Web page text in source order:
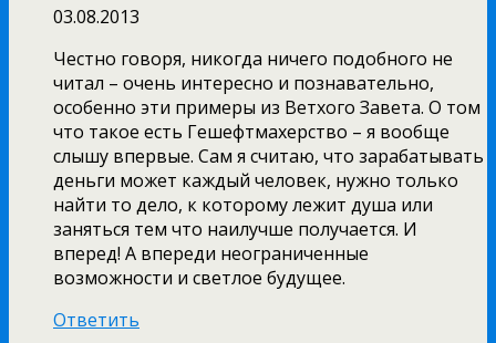
03.08.2013
Честно говоря, никогда ничего подобного не
читал – очень интересно и познавательно,
особенно эти примеры из Ветхого Завета. О том
что такое есть Гешефтмахерство – я вообще
слышу впервые. Сам я считаю, что зарабатывать
деньги может каждый человек, нужно только
найти то дело, к которому лежит душа или
заняться тем что наилучше получается. И
вперед! А впереди неограниченные
возможности и светлое будущее.
Ответить